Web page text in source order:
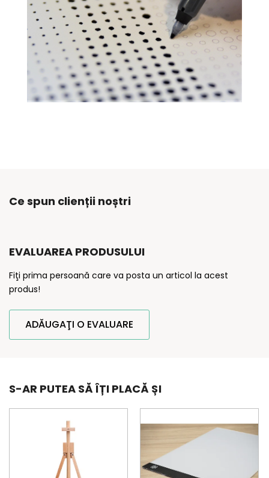
Ce spun clienții noștri
EVALUAREA PRODUSULUI
Fiţi prima persoană care va posta un articol la acest
produs!
ADĂUGAŢI O EVALUARE
S-AR PUTEA SĂ ÎȚI PLACĂ ȘI